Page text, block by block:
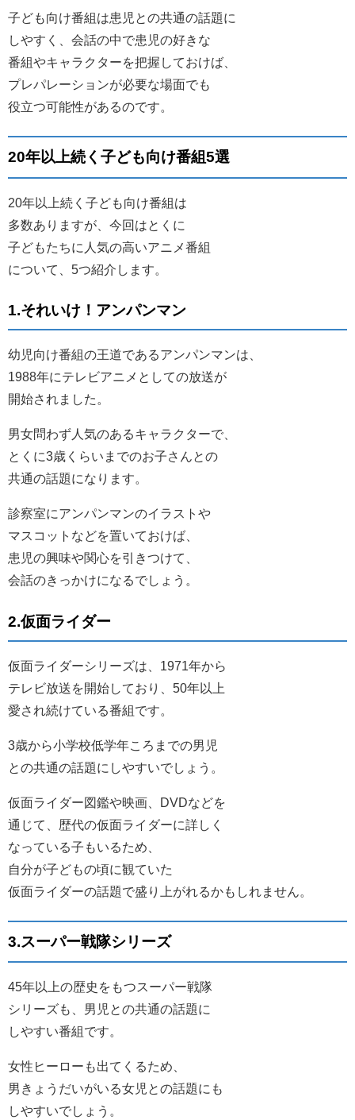
子ども向け番組は患児との共通の話題に
しやすく、会話の中で患児の好きな
番組やキャラクターを把握しておけば、
プレパレーションが必要な場面でも
役立つ可能性があるのです。
20年以上続く子ども向け番組5選
20年以上続く子ども向け番組は
多数ありますが、今回はとくに
子どもたちに人気の高いアニメ番組
について、5つ紹介します。
1.それいけ！アンパンマン
幼児向け番組の王道であるアンパンマンは、
1988年にテレビアニメとしての放送が
開始されました。
男女問わず人気のあるキャラクターで、
とくに3歳くらいまでのお子さんとの
共通の話題になります。
診察室にアンパンマンのイラストや
マスコットなどを置いておけば、
患児の興味や関心を引きつけて、
会話のきっかけになるでしょう。
2.仮面ライダー
仮面ライダーシリーズは、1971年から
テレビ放送を開始しており、50年以上
愛され続けている番組です。
3歳から小学校低学年ころまでの男児
との共通の話題にしやすいでしょう。
仮面ライダー図鑑や映画、DVDなどを
通じて、歴代の仮面ライダーに詳しく
なっている子もいるため、
自分が子どもの頃に観ていた
仮面ライダーの話題で盛り上がれるかもしれません。
3.スーパー戦隊シリーズ
45年以上の歴史をもつスーパー戦隊
シリーズも、男児との共通の話題に
しやすい番組です。
女性ヒーローも出てくるため、
男きょうだいがいる女児との話題にも
しやすいでしょう。